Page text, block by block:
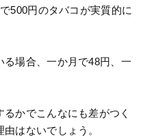
500円のタバコが実質的に
場合、一か月で48円、一
かでこんなにも差がつく
はないでしょう。